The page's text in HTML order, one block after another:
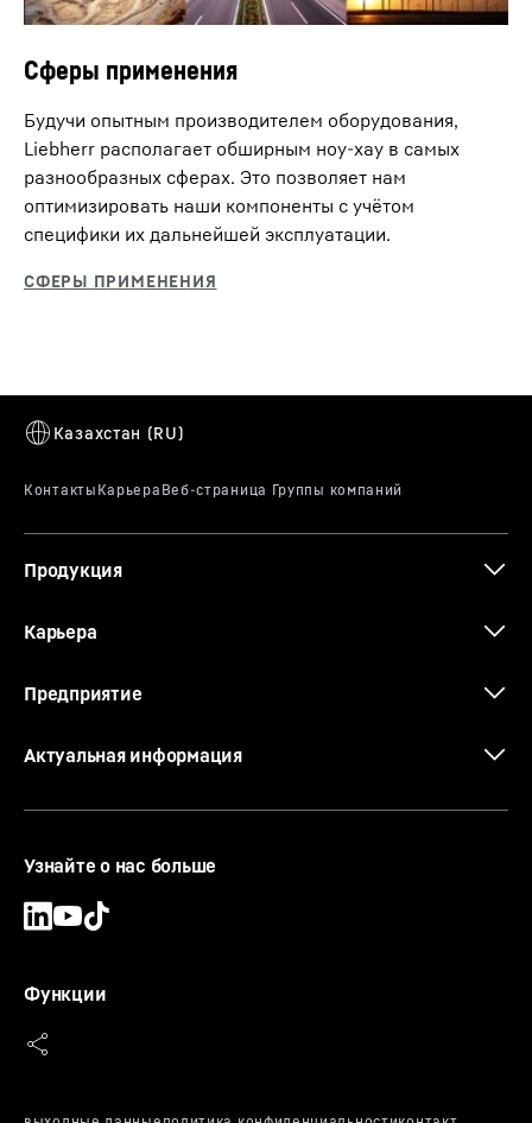
Сферы применения
Будучи опытным производителем оборудования,
Liebherr располагает обширным ноу-хау в самых
разнообразных сферах. Это позволяет нам
оптимизировать наши компоненты с учётом
специфики их дальнейшей эксплуатации.
Продукция
Карьера
Предприятие
Актуальная информация
Узнайте о нас больше
Функции